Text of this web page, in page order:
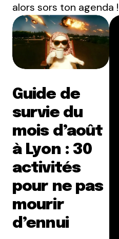
alors sors ton agenda !
Guide de
survie du
mois d’août
à Lyon : 30
activités
pour ne pas
mourir
d’ennui